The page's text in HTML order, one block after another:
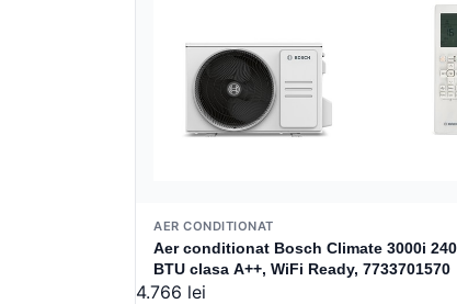
AER CONDITIONAT
Aer conditionat Bosch Climate 3000i
BTU clasa A++, WiFi Ready, 7733701570
4.766 lei